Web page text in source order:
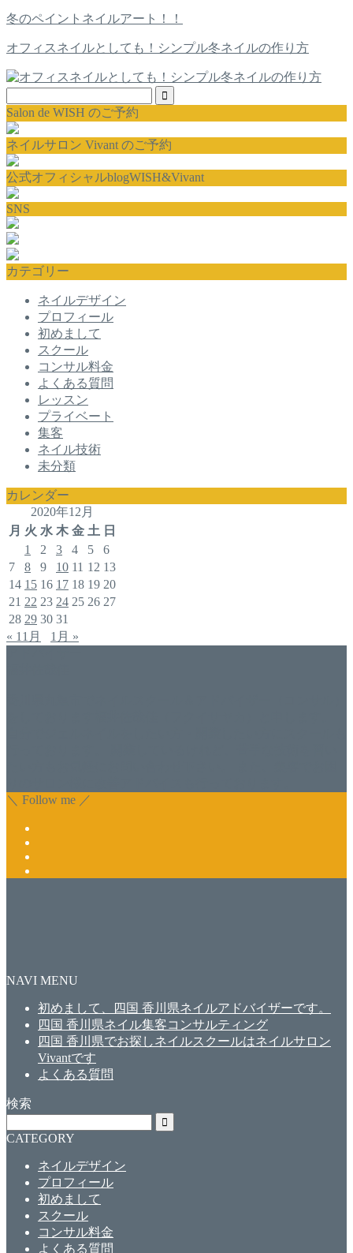
冬のペイントネイルアート！！
オフィスネイルとしても！シンプル冬ネイルの作り方
Salon de WISH のご予約
ネイルサロン Vivant のご予約
公式オフィシャルblogWISH&Vivant
SNS
カテゴリー
ネイルデザイン
プロフィール
初めまして
スクール
コンサル料金
よくある質問
レッスン
プライベート
集客
ネイル技術
未分類
カレンダー
2020年12月
月 火 水 木 金 土 日
1
2 3 4 5
6
7
8 9 10 11 12 13
14 15 16 17 18 19 20
21 22 23 24 25 26 27
28 29 30 31
« 11月
1月 »
＼ Follow me ／
NAVI MENU
初めまして、四国 香川県ネイルアドバイザーです。
四国 香川県ネイル集客コンサルティング
四国 香川県でお探しネイルスクールはネイルサロン
Vivantです
よくある質問
検索
CATEGORY
ネイルデザイン
プロフィール
初めまして
スクール
コンサル料金
よくある質問